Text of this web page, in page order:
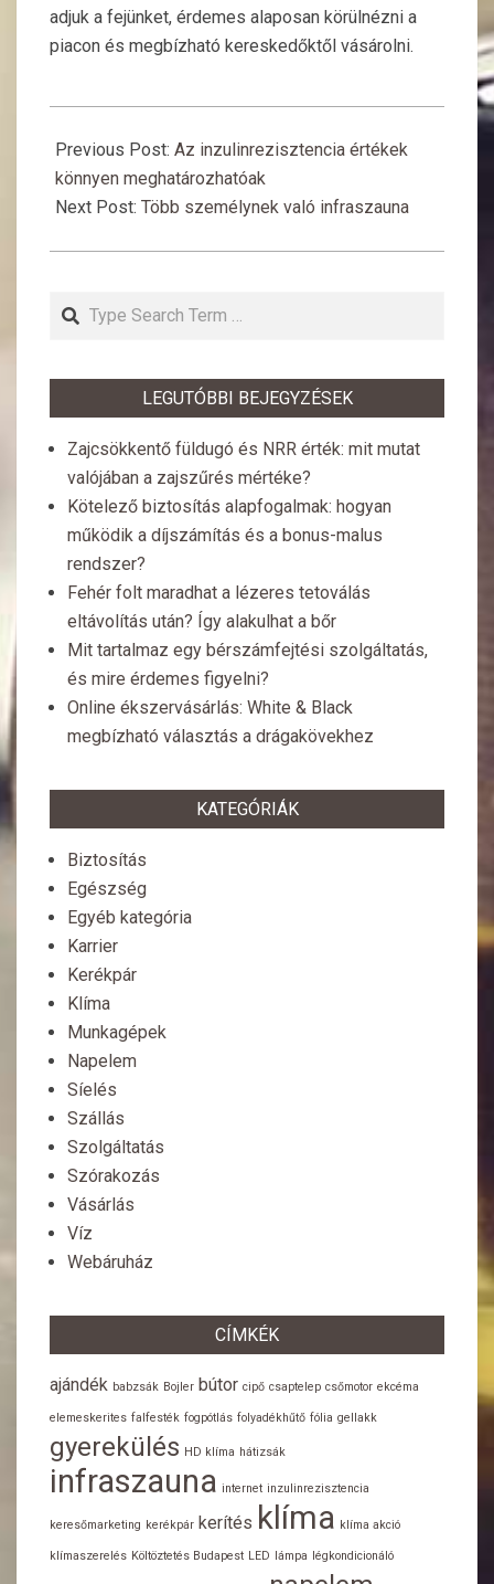
adjuk a fejünket, érdemes alaposan körülnézni a
piacon és megbízható kereskedőktől vásárolni.
06-
11
Previous Post: Az inzulinrezisztencia értékek
könnyen meghatározhatóak
Next Post: Több személynek való infraszauna
Search
LEGUTÓBBI BEJEGYZÉSEK
Zajcsökkentő füldugó és NRR érték: mit mutat
valójában a zajszűrés mértéke?
Kötelező biztosítás alapfogalmak: hogyan
működik a díjszámítás és a bonus-malus
rendszer?
Fehér folt maradhat a lézeres tetoválás
eltávolítás után? Így alakulhat a bőr
Mit tartalmaz egy bérszámfejtési szolgáltatás,
és mire érdemes figyelni?
Online ékszervásárlás: White & Black
megbízható választás a drágakövekhez
KATEGÓRIÁK
Biztosítás
Egészség
Egyéb kategória
Karrier
Kerékpár
Klíma
Munkagépek
Napelem
Síelés
Szállás
Szolgáltatás
Szórakozás
Vásárlás
Víz
Webáruház
CÍMKÉK
ajándék babzsák Bojler bútor cipő csaptelep csőmotor ekcéma
elemeskerites falfesték fogpótlás folyadékhűtő fólia gellakk
gyerekülés HD klíma hátizsák
infraszauna internet inzulinrezisztencia
keresőmarketing kerékpár kerítés klíma klíma akció
klímaszerelés Költöztetés Budapest LED lámpa légkondicionáló